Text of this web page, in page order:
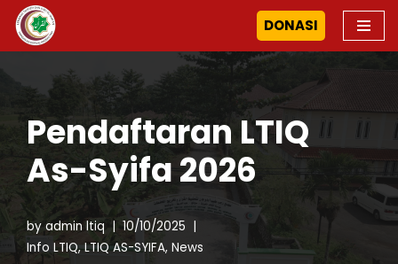
Skip
content
DONASI
Pendaftaran LTIQ
As-Syifa 2026
by admin ltiq
10/10/2025
Info LTIQ,LTIQ AS-SYIFA, News